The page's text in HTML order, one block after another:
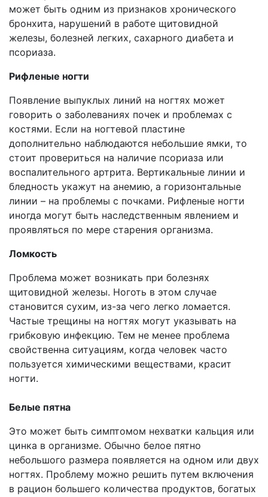
может быть одним из признаков хронического
бронхита, нарушений в работе щитовидной
железы, болезней легких, сахарного диабета и
псориаза.
Рифленые ногти
Появление выпуклых линий на ногтях может
говорить о заболеваниях почек и проблемах с
костями. Если на ногтевой пластине
дополнительно наблюдаются небольшие ямки, то
стоит провериться на наличие псориаза или
воспалительного артрита. Вертикальные линии и
бледность укажут на анемию, а горизонтальные
линии – на проблемы с почками. Рифленые ногти
иногда могут быть наследственным явлением и
проявляться по мере старения организма.
Ломкость
Проблема может возникать при болезнях
щитовидной железы. Ноготь в этом случае
становится сухим, из-за чего легко ломается.
Частые трещины на ногтях могут указывать на
грибковую инфекцию. Тем не менее проблема
свойственна ситуациям, когда человек часто
пользуется химическими веществами, красит
ногти.
Белые пятна
Это может быть симптомом нехватки кальция или
цинка в организме. Обычно белое пятно
небольшого размера появляется на одном или двух
ногтях. Проблему можно решить путем включения
в рацион большего количества продуктов, богатых